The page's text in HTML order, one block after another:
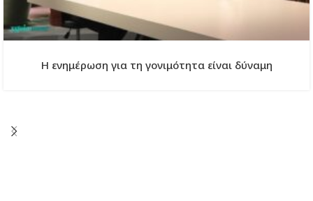
Η ενημέρωση για τη γονιμότητα είναι δύναμη